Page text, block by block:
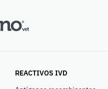
REACTIVOS IVD